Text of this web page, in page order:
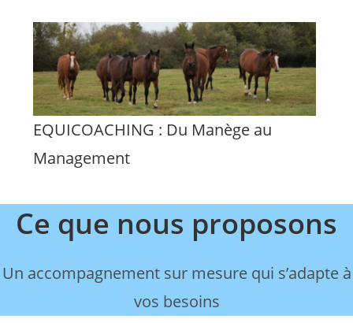
EQUICOACHING : Du Manège au
Management
Ce que nous proposons
Un accompagnement sur mesure qui s’adapte à
vos besoins